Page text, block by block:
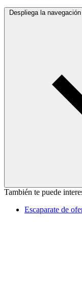
Despliega la
También te puede
Escaparate de